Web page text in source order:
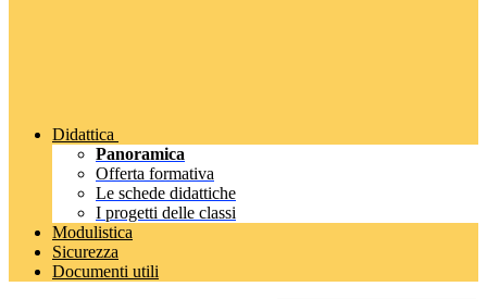
Didattica
Panoramica
Offerta formativa
Le schede didattiche
I progetti delle classi
Modulistica
Sicurezza
Documenti utili